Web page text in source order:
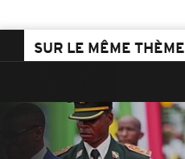
SUR LE MÊME THÈME